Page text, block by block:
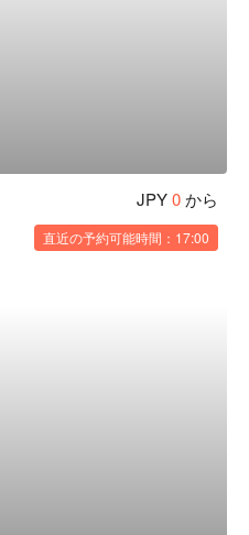
JPY0から
直近の予約可能時間：17:00